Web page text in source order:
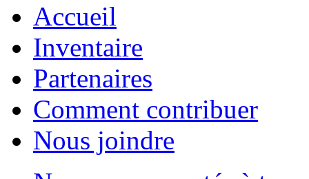
Accueil
Inventaire
Partenaires
Comment contribuer
Nous joindre